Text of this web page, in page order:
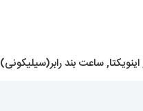
اینویکتا,ساعت بند رابر(سیلیکونی)